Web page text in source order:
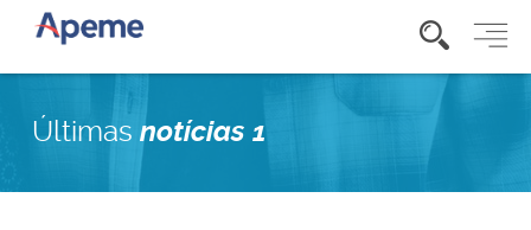
Últimas notícias 1